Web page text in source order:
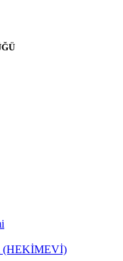
(HEKİMEVİ)